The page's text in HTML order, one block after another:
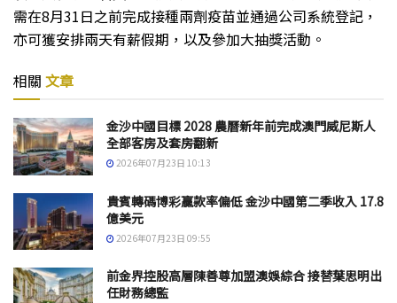
需在8月31日之前完成接種兩劑疫苗並通過公司系統登記，
亦可獲安排兩天有薪假期，以及參加大抽獎活動。
相關 文章
金沙中國目標 2028 農曆新年前完成澳門威尼斯人
全部客房及套房翻新
2026年07月23日 10:13
貴賓轉碼博彩贏款率偏低 金沙中國第二季收入 17.8
億美元
2026年07月23日 09:55
前金界控股高層陳善尊加盟澳娛綜合 接替葉思明出
任財務總監